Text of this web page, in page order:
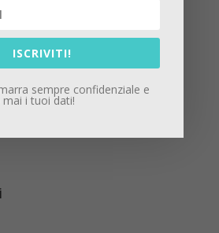
volta che commento.
ISCRIVITI!
sempre confidenziale e
i tuoi dati!